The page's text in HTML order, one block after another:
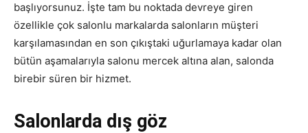
başlıyorsunuz. İşte tam bu noktada devreye giren
özellikle çok salonlu markalarda salonların müşteri
karşılamasından en son çıkıştaki uğurlamaya kadar olan
bütün aşamalarıyla salonu mercek altına alan, salonda
birebir süren bir hizmet.
Salonlarda dış göz